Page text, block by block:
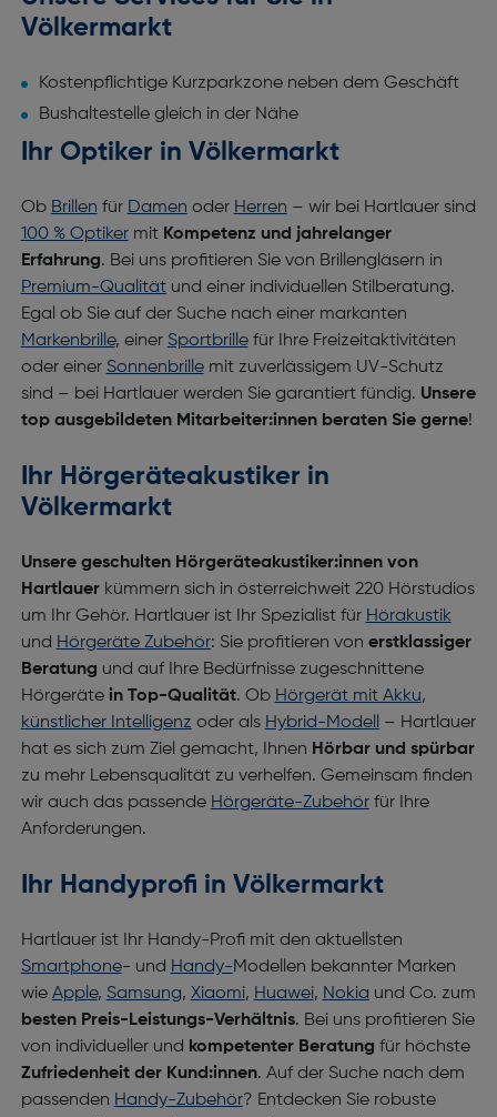
Völkermarkt
Kostenpflichtige Kurzparkzone neben dem Geschäft
Bushaltestelle gleich in der Nähe
Ihr Optiker in Völkermarkt
Ob Brillen für Damen oder Herren – wir bei Hartlauer sind
100 % Optikermit Kompetenz und jahrelanger
Erfahrung. Bei uns profitieren Sie von Brillengläsern in
Premium-Qualitätund einer individuellen Stilberatung.
Egal ob Sie auf der Suche nach einer markanten
Markenbrille, einer Sportbrillefür Ihre Freizeitaktivitäten
oder einer Sonnenbrillemit zuverlässigem UV-Schutz
sind – bei Hartlauer werden Sie garantiert fündig. Unsere
top ausgebildeten Mitarbeiter:innen beraten Sie gerne!
Ihr Hörgeräteakustiker in
Völkermarkt
Unsere geschulten Hörgeräteakustiker:innen von
Hartlauerkümmern sich in österreichweit 220 Hörstudios
um Ihr Gehör. Hartlauer ist Ihr Spezialist für Hörakustik
und Hörgeräte Zubehör: Sie profitieren von erstklassiger
Beratung und auf Ihre Bedürfnisse zugeschnittene
Hörgerätein Top-Qualität. Ob Hörgerät mit Akku,
künstlicher Intelligenz oder als Hybrid-Modell
– Hartlauer
hat es sich zum Ziel gemacht, Ihnen Hörbar und spürbar
zu mehr Lebensqualität zu verhelfen. Gemeinsam finden
wir auch das passende Hörgeräte-Zubehörfür Ihre
Anforderungen.
Ihr Handyprofi in Völkermarkt
Hartlauer ist Ihr Handy-Profi mit den aktuellsten
Smartphone- und Handy-Modellen bekannter Marken
wie Apple, Samsung, Xiaomi, Huawei, Nokia und Co. zum
besten Preis-Leistungs-Verhältnis. Bei uns profitieren Sie
von individueller und kompetenter Beratung für höchste
Zufriedenheit der Kund:innen. Auf der Suche nach dem
passenden Handy-Zubehör? Entdecken Sie robuste